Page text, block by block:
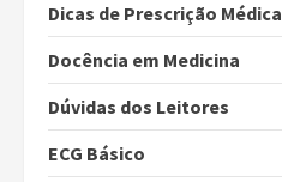
Dicas de Prescrição Médica
Docência em Medicina
Dúvidas dos Leitores
ECG Básico